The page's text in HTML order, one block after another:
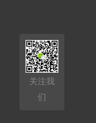
关注我
们